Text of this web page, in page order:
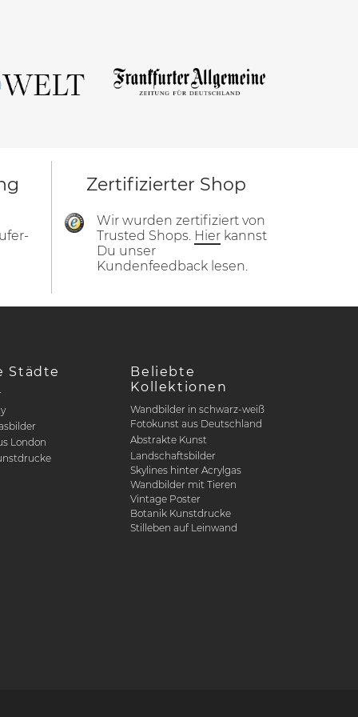
Zertifizierter Shop
Wir wurden zertifiziert von
Trusted Shops. Hier kannst
Du unser
Kundenfeedback lesen.
Städte
London
Beliebte
Kollektionen
Wandbilder in schwarz-weiß
Fotokunst aus Deutschland
Abstrakte Kunst
Landschaftsbilder
Skylines hinter Acrylgas
Wandbilder mit Tieren
Vintage Poster
Botanik Kunstdrucke
Stilleben auf Leinwand